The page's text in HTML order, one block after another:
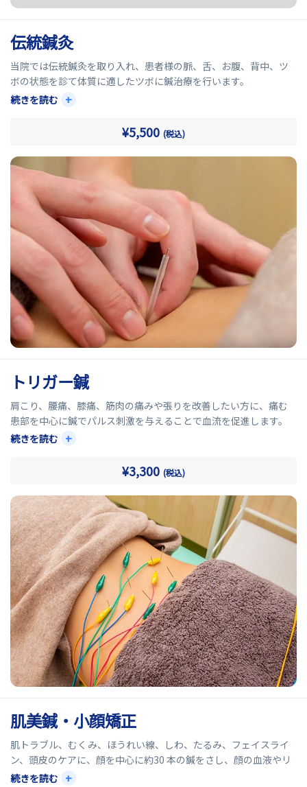
伝統鍼灸
当院では伝統鍼灸を取り入れ、患者様の脈、舌、お腹、背中、ツ
ボの状態を診て体質に適したツボに鍼治療を行います。
自然に体を整えようとするご自身の力(自然治癒力)を引き出す伝統
更年期障害・生理痛・頭痛・冷え性・花粉症・風邪・神経痛・ア
トピー性皮膚炎・めまい・胃痛・便秘・関節痛・かんむし等
続きを読む +
¥5,500 (税込)
トリガー鍼
肩こり、腰痛、膝痛、筋肉の痛みや張りを改善したい方に、痛む
患部を中心に鍼でパルス刺激を与えることで血流を促進します。
痛みを引き起こしている引き金となる「トリガーポイント」にア
続きを読む +
¥3,300 (税込)
肌美鍼・小顔矯正
肌トラブル、むくみ、ほうれい線、しわ、たるみ、フェイスライ
ン、頭皮のケアに、顔を中心に約30 本の鍼をさし、顔の血液やリ
ンパの流れを改善。コラーゲンの生成を促進させることで、顔の
続きを読む +